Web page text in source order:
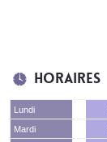
Horaires
Lundi
Mardi